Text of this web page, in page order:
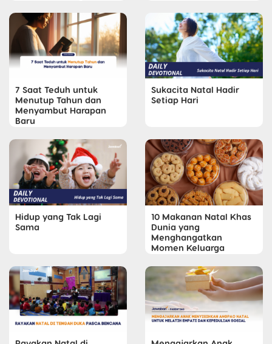
7 Saat Teduh untuk
Menutup Tahun dan
Menyambut Harapan
Baru
Sukacita Natal Hadir
Setiap Hari
Hidup yang Tak Lagi
Sama
10 Makanan Natal Khas
Dunia yang
Menghangatkan
Momen Keluarga